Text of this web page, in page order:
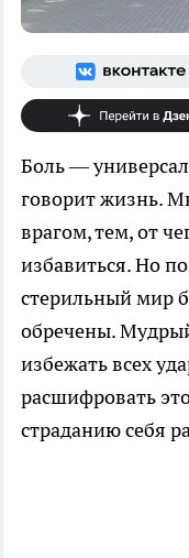
Боль —
говорит жизнь.
врагом, тем, от
избавиться. Но
стерильный мир
обречены.
избежать всех
расшифровать
страданию себя